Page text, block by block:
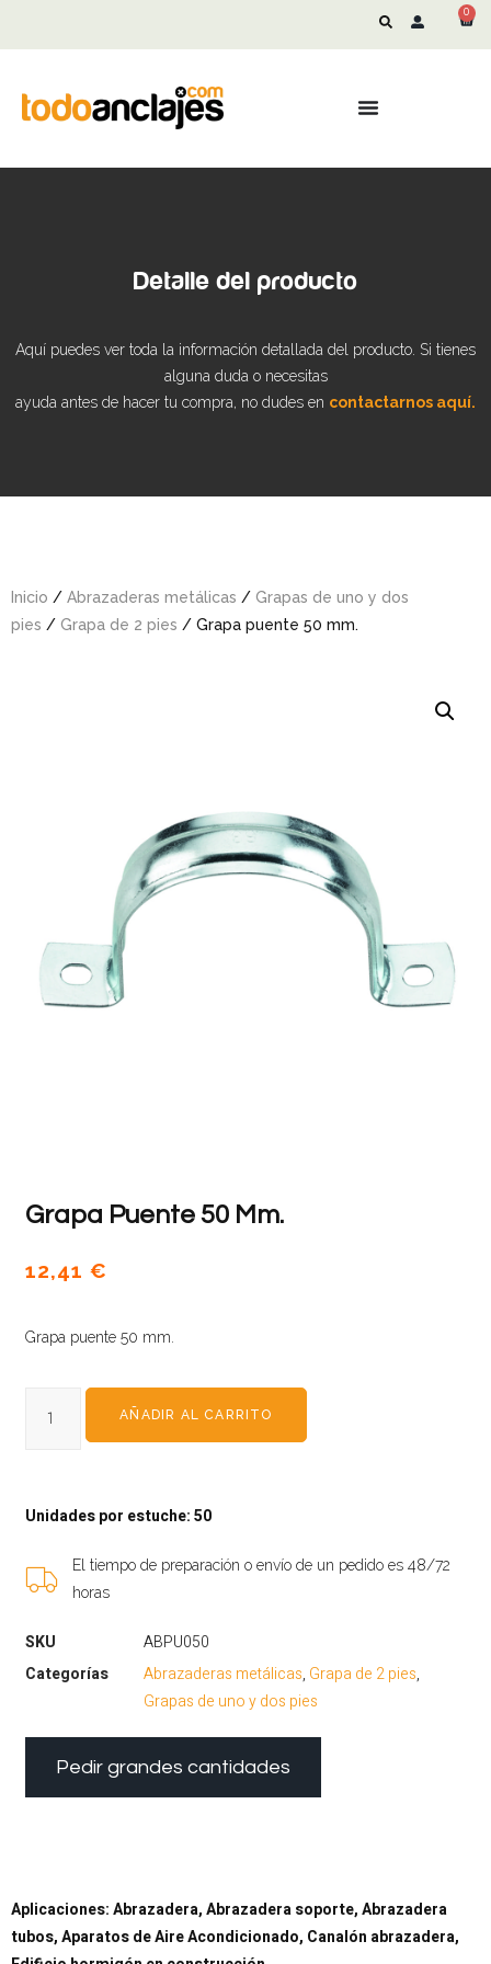
0
Detalle del producto
Aquí puedes ver toda la información detallada del producto. Si tienes
alguna duda o necesitas
ayuda antes de hacer tu compra, no dudes en contactarnos aquí.
Inicio / Abrazaderas metálicas / Grapas de uno y dos
pies / Grapa de 2 pies / Grapa puente 50 mm.
Grapa Puente 50 Mm.
12,41€
Grapa puente 50 mm.
AÑADIR AL CARRITO
Unidades por estuche: 50
El tiempo de preparación o envío de un pedido es 48/72
horas
SKU
ABPU050
Categorías
Abrazaderas metálicas, Grapa de 2 pies,
Grapas de uno y dos pies
Pedir grandes cantidades
Aplicaciones: Abrazadera, Abrazadera soporte, Abrazadera
tubos, Aparatos de Aire Acondicionado, Canalón abrazadera,